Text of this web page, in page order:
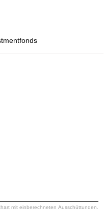
mit einberechneten Ausschüttungen.